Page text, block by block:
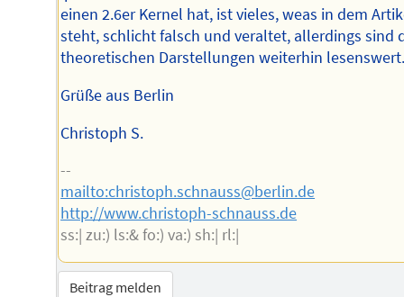
einen 2.6er Kernel hat, ist vieles, weas in dem
steht, schlicht falsch und veraltet, allerdings sind
theoretischen Darstellungen weiterhin
Grüße aus Berlin
Christoph S.
--
mailto:christoph.schnauss@berlin.de
http://www.christoph-schnauss.de
ss:| zu:) ls:& fo:) va:) sh:| rl:|
Beitrag melden